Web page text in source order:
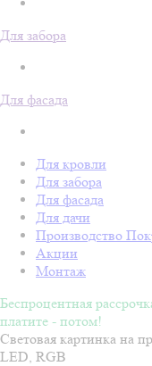
Для забора
Для фасада
Для кровли
Для забора
Для фасада
Для дачи
Производство
Акции
Монтаж
Беспроцентная
платите - потом!
Световая картинка на
LED, RGB